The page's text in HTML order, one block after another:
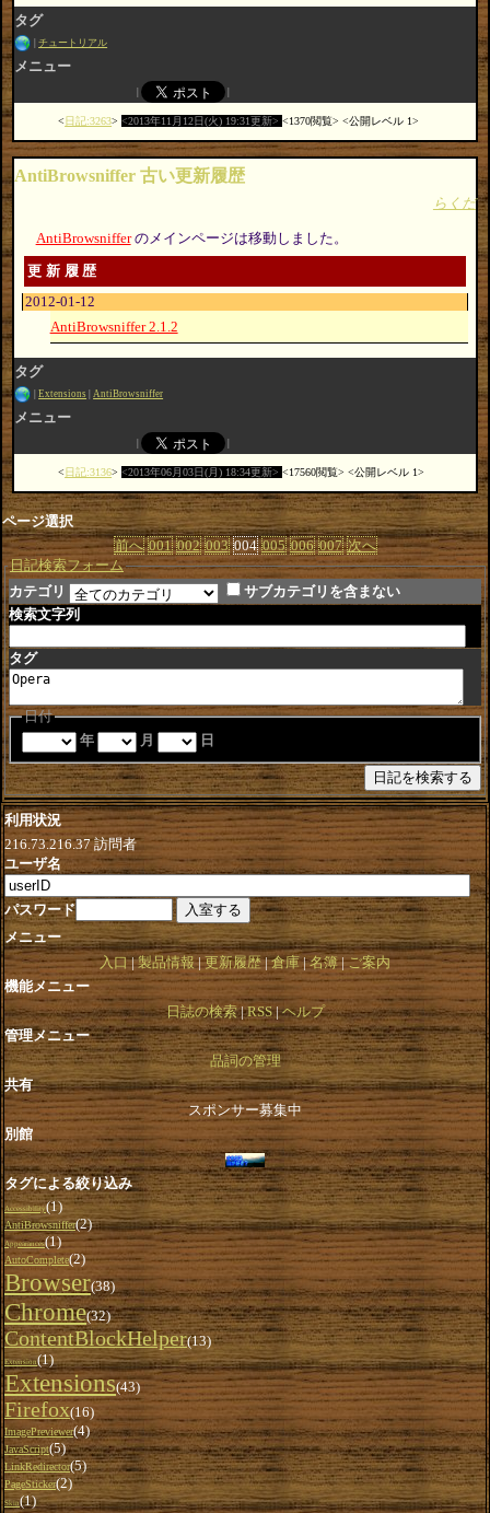
タグ
チュートリアル
メニュー
日記:3263 2013年11月12日(火) 19:31更新 1370閲覧 公開レベル 1
AntiBrowsniffer 古い更新履歴
らくだ
AntiBrowsnifferのメインページは移動しました。
更新履歴
2012-01-12
AntiBrowsniffer 2.1.2
タグ
Extensions AntiBrowsniffer
メニュー
日記:3136 2013年06月03日(月) 18:34更新 17560閲覧 公開レベル 1
ページ選択
前へ 001 002 003 004 005 006 007 次へ
日記検索フォーム
カテゴリ
サブカテゴリを含まない
検索文字列
タグ
日付
年
月 日
利用状況
216.73.216.37訪問者
ユーザ名
パスワード
メニュー
入口 製品情報 更新履歴 倉庫 名簿 ご案内
機能メニュー
日誌の検索 RSS ヘルプ
管理メニュー
品詞の管理
共有
スポンサー募集中
別館
タグによる絞り込み
Accessibility(1)
AntiBrowsniffer(2)
Appearances(1)
AutoComplete(2)
Browser(38)
Chrome(32)
ContentBlockHelper(13)
Extension(1)
Extensions(43)
Firefox(16)
ImagePreviewer(4)
JavaScript(5)
LinkRedirector(5)
PageSticker(2)
Skin(1)